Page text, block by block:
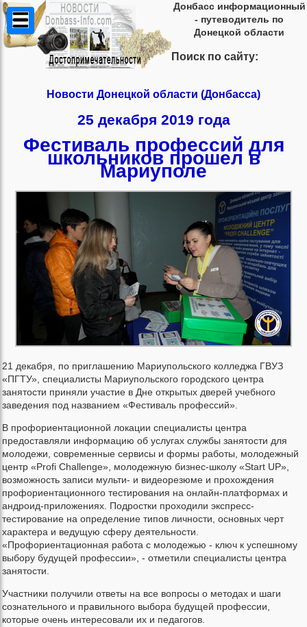
Донбасс информационный
- путеводитель по
Донецкой области
Поиск по сайту:
Новости Донецкой области (Донбасса)
25 декабря 2019 года
Фестиваль профессий для
школьников прошел в
Мариуполе
21 декабря, по приглашению Мариупольского колледжа ГВУЗ
«ПГТУ», специалисты Мариупольского городского центра
занятости приняли участие в Дне открытых дверей учебного
заведения под названием «Фестиваль профессий».
В профориентационной локации специалисты центра
предоставляли информацию об услугах службы занятости для
молодежи, современные сервисы и формы работы, молодежный
центр «Profi Challenge», молодежную бизнес-школу «Start UP»,
возможность записи мульти- и видеорезюме и прохождения
профориентационного тестирования на онлайн-платформах и
андроид-приложениях. Подростки проходили экспресс-
тестирование на определение типов личности, основных черт
характера и ведущую сферу деятельности.
«Профориентационная работа с молодежью - ключ к успешному
выбору будущей профессии», - отметили специалисты центра
занятости.
Участники получили ответы на все вопросы о методах и шаги
сознательного и правильного выбора будущей профессии,
которые очень интересовали их и педагогов.